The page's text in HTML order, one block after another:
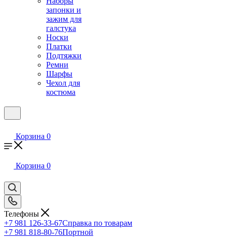
запонки и
зажим для
галстука
Носки
Платки
Подтяжки
Ремни
Шарфы
Чехол для
костюма
Корзина 0
Корзина 0
Телефоны
+7 981 126-33-67Справка по товарам
+7 981 818-80-76Портной